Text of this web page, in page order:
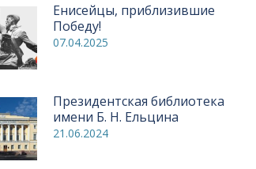
Енисейцы, приблизившие
Победу!
07.04.2025
Президентская библиотека
имени Б. Н. Ельцина
21.06.2024